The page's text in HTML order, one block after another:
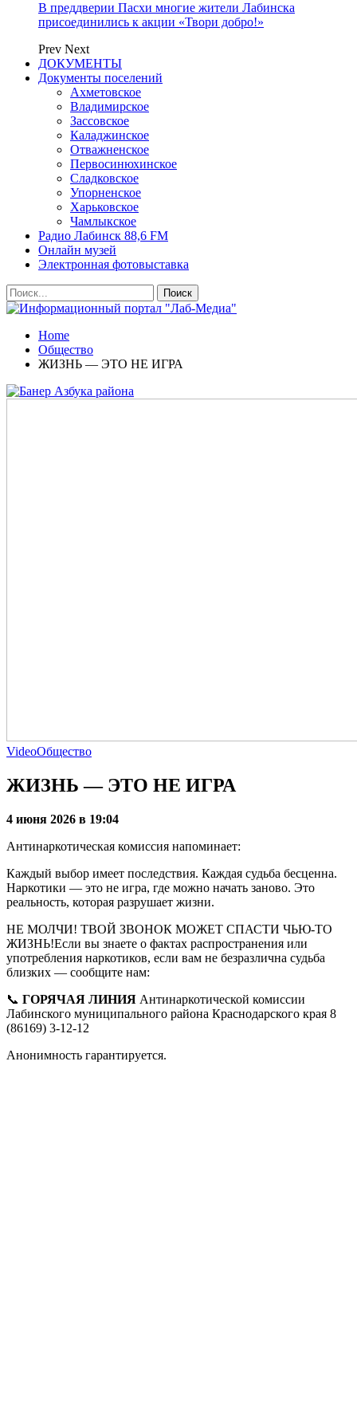
В преддверии Пасхи многие жители Лабинска
присоединились к акции «Твори добро!»
Prev Next
ДОКУМЕНТЫ
Документы поселений
Ахметовское
Владимирское
Зассовское
Каладжинское
Отважненское
Первосинюхинское
Сладковское
Упорненское
Харьковское
Чамлыкское
Радио Лабинск 88,6 FM
Онлайн музей
Электронная фотовыставка
Home
Общество
ЖИЗНЬ — ЭТО НЕ ИГРА
VideoОбщество
ЖИЗНЬ — ЭТО НЕ ИГРА
4 июня 2026 в 19:04
Антинаркотическая комиссия напоминает:
Каждый выбор имеет последствия. Каждая судьба бесценна.
Наркотики — это не игра, где можно начать заново. Это
реальность, которая разрушает жизни.
НЕ МОЛЧИ! ТВОЙ ЗВОНОК МОЖЕТ СПАСТИ ЧЬЮ-ТО
ЖИЗНЬ!Если вы знаете о фактах распространения или
употребления наркотиков, если вам не безразлична судьба
близких — сообщите нам:
📞 ГОРЯЧАЯ ЛИНИЯ Антинаркотической комиссии
Лабинского муниципального района Краснодарского края 8
(86169) 3-12-12
Анонимность гарантируется.